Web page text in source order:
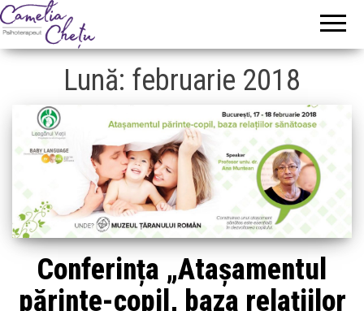
Lună: februarie 2018
Conferința „Atașamentul
părinte-copil, baza relațiilor